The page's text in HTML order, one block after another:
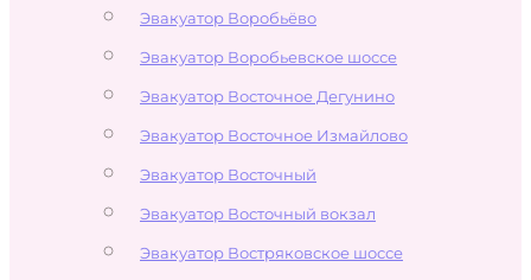
Эвакуатор Воробьёво
Эвакуатор Воробьевское шоссе
Эвакуатор Восточное Дегунино
Эвакуатор Восточное Измайлово
Эвакуатор Восточный
Эвакуатор Восточный вокзал
Эвакуатор Востряковское шоссе